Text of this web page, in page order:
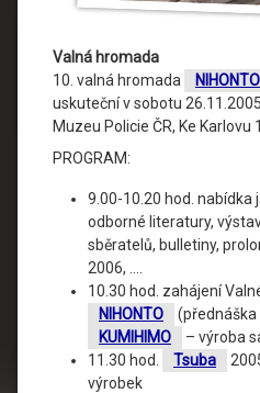
Valná hromada
10. valná hromada
uskuteční v sobotu
Muzeu Policie ČR, Ke Karlovu
PROGRAM:
9.00-10.20 hod. nabídka
odborné literatury,
sběratelů, bulletiny,
2006, ….
10.30 hod. zahájení
NIHONTO
(přednáška
KUMIHIMO
– výroba
11.30 hod.
Tsuba
výrobek